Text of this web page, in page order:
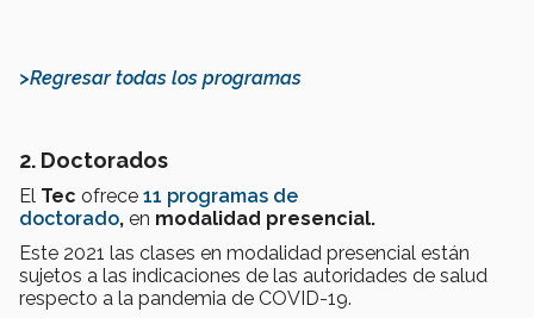
>Regresar todas los programas
2. Doctorados
El Tec ofrece 11 programas de
doctorado, en modalidad presencial.
Este 2021 las clases en modalidad presencial están
sujetos a las indicaciones de las autoridades de salud
respecto a la pandemia de COVID-19.